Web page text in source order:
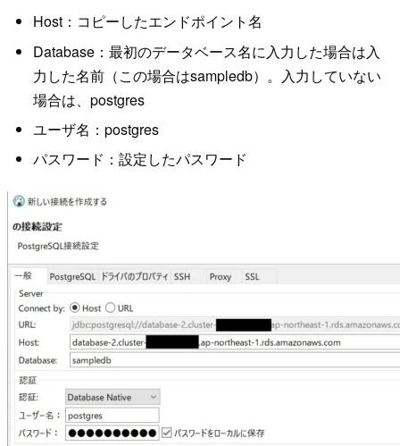
Host：コピーしたエンドポイント名
Database：最初のデータベース名に入力した場合は入
力した名前（この場合はsampledb）。入力していない
場合は、postgres
ユーザ名：postgres
パスワード：設定したパスワード